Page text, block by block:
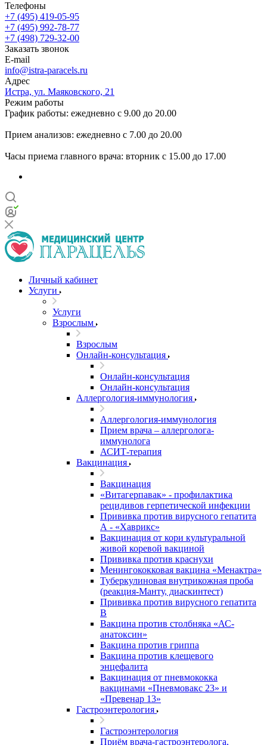
Телефоны
+7 (495) 419-05-95
+7 (495) 992-78-77
+7 (498) 729-32-00
Заказать звонок
E-mail
info@istra-paracels.ru
Адрес
Истра, ул. Маяковского, 21
Режим работы
График работы: ежедневно с 9.00 до 20.00
Прием анализов: ежедневно с 7.00 до 20.00
Часы приема главного врача: вторник с 15.00 до 17.00
Личный кабинет
Услуги
Услуги
Взрослым
Взрослым
Онлайн-консультация
Онлайн-консультация
Онлайн-консультация
Аллергология-иммунология
Аллергология-иммунология
Прием врача – аллерголога-
иммунолога
АСИТ-терапия
Вакцинация
Вакцинация
«Витагерпавак» - профилактика
рецидивов герпетической инфекции
Прививка против вирусного гепатита
А - «Хаврикс»
Вакцинация от кори культуральной
живой коревой вакциной
Прививка против краснухи
Менингококковая вакцина «Менактра»
Туберкулиновая внутрикожная проба
(реакция-Манту, диаскинтест)
Прививка против вирусного гепатита
В
Вакцина против столбняка «АС-
анатоксин»
Вакцина против гриппа
Вакцина против клещевого
энцефалита
Вакцинация от пневмококка
вакцинами «Пневмовакс 23» и
«Превенар 13»
Гастроэнтерология
Гастроэнтерология
Приём врача-гастроэнтеролога,